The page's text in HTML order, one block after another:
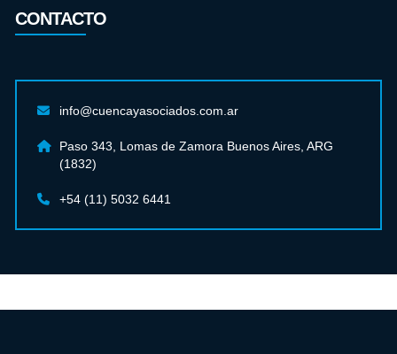
CONTACTO
info@cuencayasociados.com.ar
Paso 343, Lomas de Zamora Buenos Aires, ARG
(1832)
+54 (11) 5032 6441